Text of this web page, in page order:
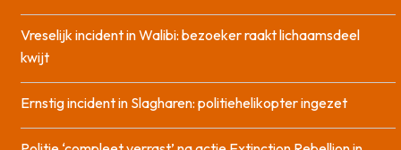
Vreselijk incident in Walibi: bezoeker raakt lichaamsdeel
kwijt
Ernstig incident in Slagharen: politiehelikopter ingezet